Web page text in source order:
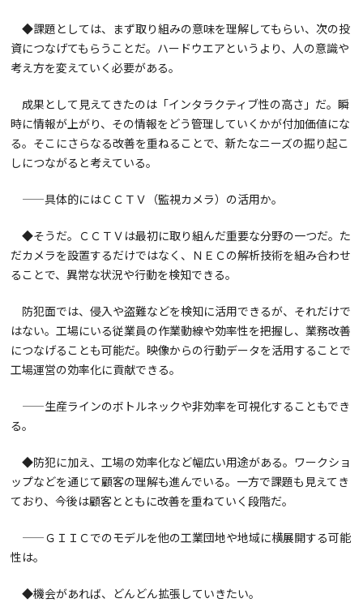
◆課題としては、まず取り組みの意味を理解してもらい、次の投
資につなげてもらうことだ。ハードウエアというより、人の意識や
考え方を変えていく必要がある。
成果として見えてきたのは「インタラクティブ性の高さ」だ。瞬
時に情報が上がり、その情報をどう管理していくかが付加価値にな
る。そこにさらなる改善を重ねることで、新たなニーズの掘り起こ
しにつながると考えている。
——具体的にはＣＣＴＶ（監視カメラ）の活用か。
◆そうだ。ＣＣＴＶは最初に取り組んだ重要な分野の一つだ。た
だカメラを設置するだけではなく、ＮＥＣの解析技術を組み合わせ
ることで、異常な状況や行動を検知できる。
防犯面では、侵入や盗難などを検知に活用できるが、それだけで
はない。工場にいる従業員の作業動線や効率性を把握し、業務改善
につなげることも可能だ。映像からの行動データを活用することで
工場運営の効率化に貢献できる。
——生産ラインのボトルネックや非効率を可視化することもでき
る。
◆防犯に加え、工場の効率化など幅広い用途がある。ワークショ
ップなどを通じて顧客の理解も進んでいる。一方で課題も見えてき
ており、今後は顧客とともに改善を重ねていく段階だ。
——ＧＩＩＣでのモデルを他の工業団地や地域に横展開する可能
性は。
◆機会があれば、どんどん拡張していきたい。